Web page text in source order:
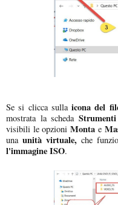
Se si clicca sulla icona del
mostrata la scheda
visibili le opzioniMonta e
unaunità virtuale, che
l'immagine ISO.